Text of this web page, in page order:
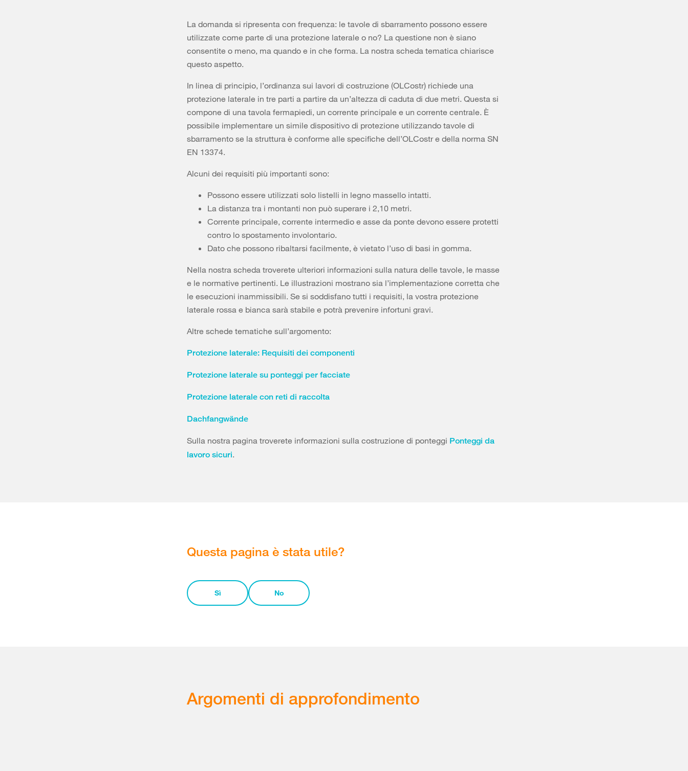
La domanda si ripresenta con frequenza: le tavole di sbarramento possono essere
utilizzate come parte di una protezione laterale o no? La questione non è siano
consentite o meno, ma quando e in che forma. La nostra scheda tematica chiarisce
questo aspetto.
In linea di principio, l’ordinanza sui lavori di costruzione (OLCostr) richiede una
protezione laterale in tre parti a partire da un’altezza di caduta di due metri. Questa si
compone di una tavola fermapiedi, un corrente principale e un corrente centrale. È
possibile implementare un simile dispositivo di protezione utilizzando tavole di
sbarramento se la struttura è conforme alle specifiche dell’OLCostr e della norma SN
EN 13374.
Alcuni dei requisiti più importanti sono:
Possono essere utilizzati solo listelli in legno massello intatti.
La distanza tra i montanti non può superare i 2,10 metri.
Corrente principale, corrente intermedio e asse da ponte devono essere protetti
contro lo spostamento involontario.
Dato che possono ribaltarsi facilmente, è vietato l’uso di basi in gomma.
Nella nostra scheda troverete ulteriori informazioni sulla natura delle tavole, le masse
e le normative pertinenti. Le illustrazioni mostrano sia l’implementazione corretta che
le esecuzioni inammissibili. Se si soddisfano tutti i requisiti, la vostra protezione
laterale rossa e bianca sarà stabile e potrà prevenire infortuni gravi.
Altre schede tematiche sull’argomento:
Protezione laterale: Requisiti dei componenti
Protezione laterale su ponteggi per facciate
Protezione laterale con reti di raccolta
Dachfangwände
Sulla nostra pagina troverete informazioni sulla costruzione di ponteggi Ponteggi da
lavoro sicuri.
Questa pagina è stata utile?
Sì No
Argomenti di approfondimento